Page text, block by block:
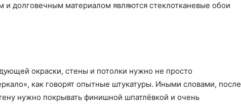
долговечным материалом являются стеклотканевые обои
окраски, стены и потолки нужно не просто
как говорят опытные штукатуры. Иными словами, после
нужно покрывать финишной шпатлёвкой и очень